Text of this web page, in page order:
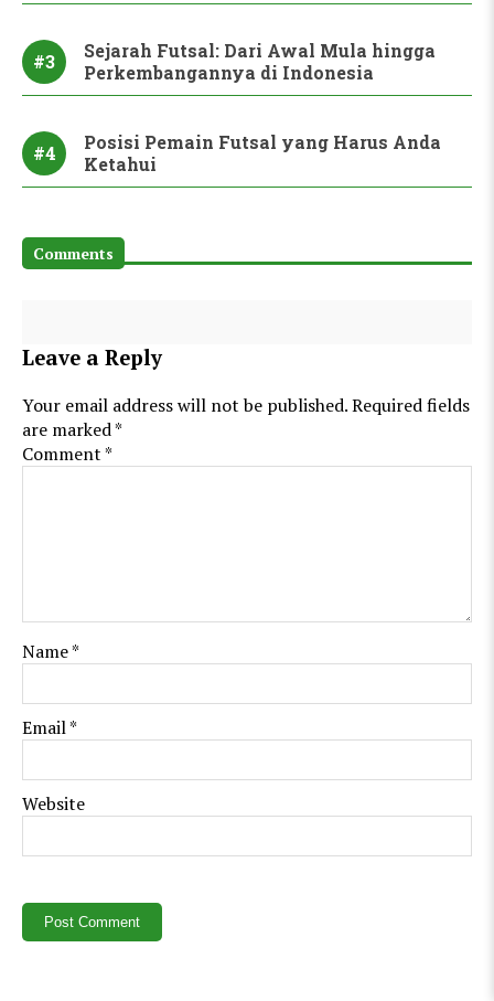
#3
Sejarah Futsal: Dari Awal Mula hingga
Perkembangannya di Indonesia
#4
Posisi Pemain Futsal yang Harus Anda
Ketahui
Comments
Leave a Reply
Your email address will not be published.Required fields
are marked*
Comment*
Name*
Email*
Website